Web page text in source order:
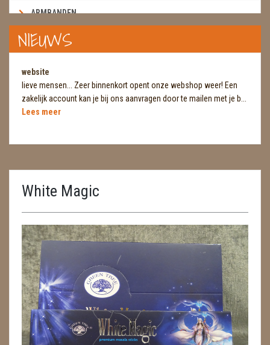
ARMBANDEN
BOEKEN & KAARTEN E.A.R.T.H.
BROEKZAKSTENEN
CADEAUBONNEN
DIERTJES
DIVERSE
ENGELEN
GEODE 'S / STANDAARDS
GESLEPEN STENEN
HANGERS
HARTEN
NIEUWS
website
lieve mensen... Zeer binnenkort opent onze webshop weer! Een
zakelijk account kan je bij ons aanvragen door te mailen met je b...
Lees meer
White Magic